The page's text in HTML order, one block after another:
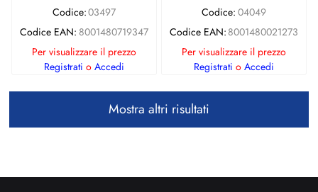
Codice:03497
Codice EAN: 8001480719347
Per visualizzare il prezzo
Registrati o Accedi
Codice: 04049
Codice EAN: 8001480021273
Per visualizzare il prezzo
Registrati o Accedi
Mostra altri risultati